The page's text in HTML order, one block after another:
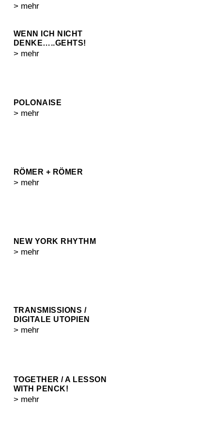
> mehr
WENN ICH NICHT
DENKE…..GEHTS!
> mehr
POLONAISE
> mehr
RÖMER + RÖMER
> mehr
NEW YORK RHYTHM
> mehr
TRANSMISSIONS /
DIGITALE UTOPIEN
> mehr
TOGETHER / A LESSON
WITH PENCK!
> mehr